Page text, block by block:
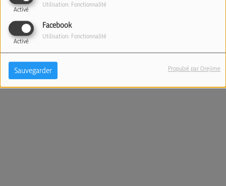
Activé
Utilisation: Fonctionnalité
Facebook
Activé
Utilisation: Fonctionnalité
Sauvegarder Propulsé par Orejime